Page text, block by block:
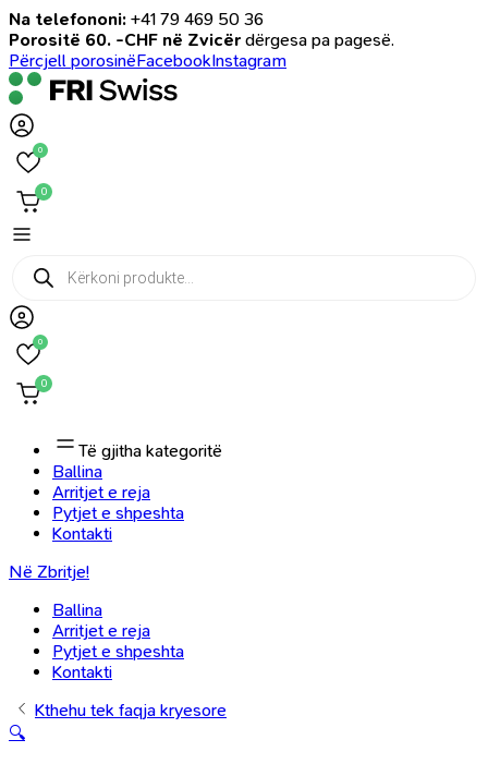
Na telefononi: +41 79 469 50 36
Porositë 60. -CHF në Zvicër dërgesa pa pagesë.
Përcjell porosinëFacebookInstagram
0
0
Products
search
0
0
Të gjitha kategoritë
Ballina
Arritjet e reja
Pytjet e shpeshta
Kontakti
Në Zbritje!
Ballina
Arritjet e reja
Pytjet e shpeshta
Kontakti
Kthehu tek faqja kryesore
🔍